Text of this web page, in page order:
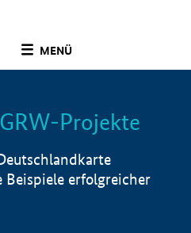
MENÜ
Info
Projekte
erfolgreicher